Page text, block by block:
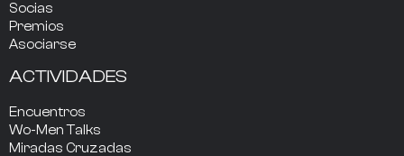
Socias
Premios
Asociarse
ACTIVIDADES
Encuentros
Wo-Men Talks
Miradas Cruzadas